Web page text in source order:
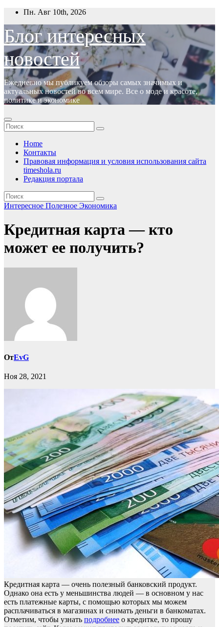
Перейти
содержимому
Пн. Авг 10th, 2026
Блог интересных
новостей
Ежедневно мы публикуем обзоры самых значимых и
актуальных новостей во всем мире. Все о моде и красоте,
политике и экономике
Home
Контакты
Правовая информация и условия использования сайта
timeshola.ru
Редакция портала
Интересное Полезное Экономика
Кредитная карта — кто
может ее получить?
ОтEvG
Ноя 28, 2021
Кредитная карта — очень полезный банковский продукт.
Однако она есть у меньшинства людей — в основном у нас
есть платежные карты, с помощью которых мы можем
расплачиваться в магазинах и снимать деньги в банкоматах.
Отметим, чтобы узнать подробнее о кредитке, то прошу